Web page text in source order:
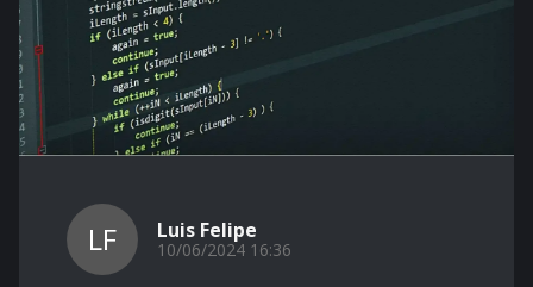
LF Luis Felipe
10/06/2024 16:36